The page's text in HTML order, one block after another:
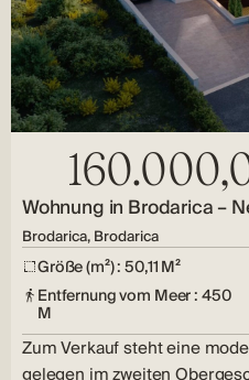
Wohnung in Brodarica –
Brodarica, Brodarica
Größe (m²) : 50,11 M²
Entfernung vom Meer : 450
M
Zum Verkauf steht eine
gelegen im zweiten